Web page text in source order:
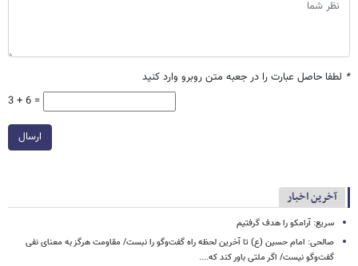
* لطفا حاصل عبارت را در جعبه متن روبرو وارد کنید
3 + 6 =
ارسال
آخرین اخبار
سریع: آرامکو را هدف گرفتیم
صالحی: امام حسین (ع) تا آخرین لحظه راه گفت‌وگو را نبست/ مقاومت هرگز به معنای نفی
گفت‌وگو نیست/ اگر ملتی باور کند که....